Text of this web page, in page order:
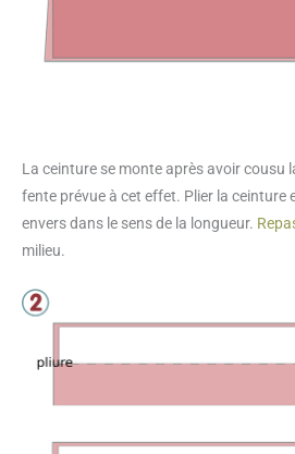
La ceinture se monte après avoir cousu
fente prévue à cet effet. Plier la ceinture
envers dans le sens de la longueur.
milieu.